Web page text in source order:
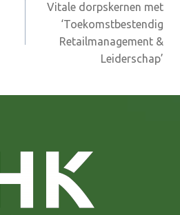
Vitale dorpskernen met
‘Toekomstbestendig
Retailmanagement &
Leiderschap’